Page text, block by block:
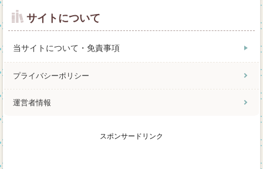
サイトについて
当サイトについて・免責事項
プライバシーポリシー
運営者情報
スポンサードリンク